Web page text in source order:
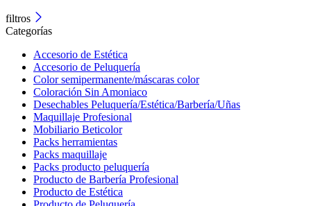
filtros
Categorías
Accesorio de Estética
Accesorio de Peluquería
Color semipermanente/máscaras color
Coloración Sin Amoniaco
Desechables Peluquería/Estética/Barbería/Uñas
Maquillaje Profesional
Mobiliario Beticolor
Packs herramientas
Packs maquillaje
Packs producto peluquería
Producto de Barbería Profesional
Producto de Estética